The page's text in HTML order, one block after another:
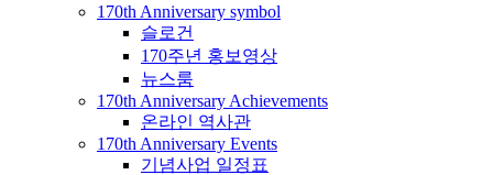
170th Anniversary symbol
슬로건
170주년 홍보영상
뉴스룸
170th Anniversary Achievements
온라인 역사관
170th Anniversary Events
기념사업 일정표